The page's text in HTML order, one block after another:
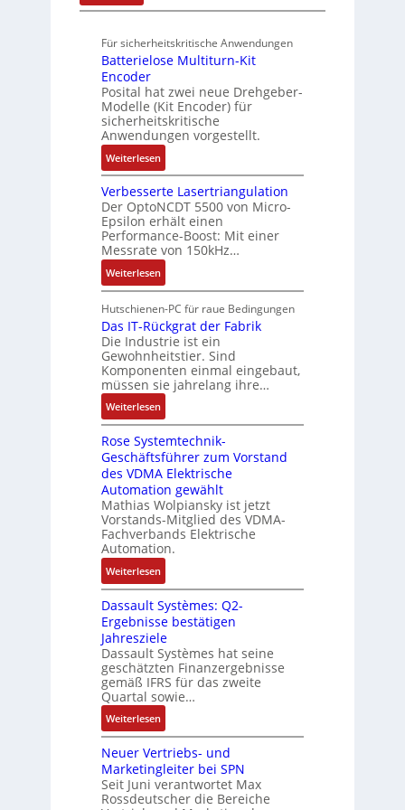
u
g
s
i
c
h
e
r
e
E
n
t
w
i
c
k
l
u
n
g
o
o
t
i
k
,
M
i
l
l
i
o
n
e
n
A
r
b
e
i
t
s
k
r
ä
f
t
e
A
t
o
m
a
t
i
x
p
a
n
d
i
e
r
t
A
f
t
r
a
g
s
e
i
n
g
a
n
g
i
m
s
c
h
i
n
e
n
-
u
n
d
A
n
l
a
g
e
n
b
a
u
:
P
o
s
i
t
i
Für sicherheitskritische Anwendungen
Batterielose Multiturn-Kit
Encoder
Posital hat zwei neue Drehgeber-
Modelle (Kit Encoder) für
sicherheitskritische
Anwendungen vorgestellt.
Weiterlesen:
B
a
t
t
e
r
i
e
l
o
s
e
M
u
l
i
t
u
r
n
-
K
i
t
E
n
c
o
d
e
r
Verbesserte Lasertriangulation
Der OptoNCDT 5500 von Micro-
Epsilon erhält einen
Performance-Boost: Mit einer
Messrate von 150kHz…
Weiterlesen:
V
e
r
b
e
s
s
e
r
t
e
L
a
s
e
r
r
i
a
n
g
u
l
a
t
i
o
n
Hutschienen-PC für raue Bedingungen
Das IT-Rückgrat der Fabrik
Die Industrie ist ein
Gewohnheitstier. Sind
Komponenten einmal eingebaut,
müssen sie jahrelang ihre…
Weiterlesen:
D
a
s
I
T
-
R
ü
c
k
g
r
a
t
d
e
r
F
a
b
r
i
k
Rose Systemtechnik-
Geschäftsführer zum Vorstand
des VDMA Elektrische
Automation gewählt
Mathias Wolpiansky ist jetzt
Vorstands-Mitglied des VDMA-
Fachverbands Elektrische
Automation.
Weiterlesen:
R
o
s
e
S
y
s
t
e
m
t
e
c
Dassault Systèmes: Q2-
Ergebnisse bestätigen
Jahresziele
Dassault Systèmes hat seine
geschätzten Finanzergebnisse
gemäß IFRS für das zweite
Quartal sowie…
Weiterlesen:
D
a
s
s
a
Neuer Vertriebs- und
Marketingleiter bei SPN
Seit Juni verantwortet Max
Rossdeutscher die Bereiche